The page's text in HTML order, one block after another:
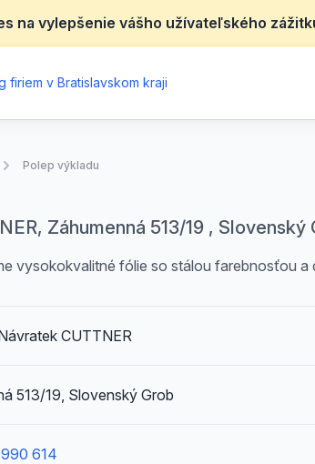
na vylepšenie vášho užívateľského
firiem v Bratislavskom kraji
Polep výkladu
Záhumenná 513/19 , Slovenský
vysokokvalitné fólie so stálou farebnosťou
CUTTNER
513/19, Slovenský Grob
614